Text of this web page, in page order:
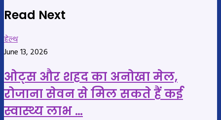
Read Next
हेल्थ
June 13, 2026
ओट्स और शहद का अनोखा मेल,
रोजाना सेवन से मिल सकते हैं कई
स्वास्थ्य लाभ …